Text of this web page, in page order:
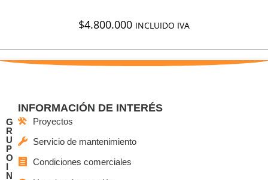
$4.800.000 INCLUIDO IVA
G
R
U
P
O
I
N
INFORMACIÓN DE INTERÉS
Proyectos
Servicio de mantenimiento
Condiciones comerciales